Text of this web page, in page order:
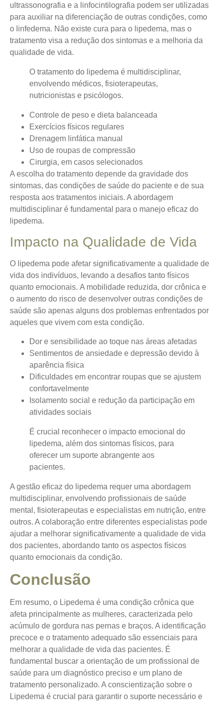
ultrassonografia e a linfocintilografia podem ser utilizadas
para auxiliar na diferenciação de outras condições, como
o linfedema. Não existe cura para o lipedema, mas o
tratamento visa a redução dos sintomas e a melhoria da
qualidade de vida.
O tratamento do lipedema é multidisciplinar,
envolvendo médicos, fisioterapeutas,
nutricionistas e psicólogos.
Controle de peso e dieta balanceada
Exercícios físicos regulares
Drenagem linfática manual
Uso de roupas de compressão
Cirurgia, em casos selecionados
A escolha do tratamento depende da gravidade dos
sintomas, das condições de saúde do paciente e de sua
resposta aos tratamentos iniciais. A abordagem
multidisciplinar é fundamental para o manejo eficaz do
lipedema.
Impacto na Qualidade de Vida
O lipedema pode afetar significativamente a qualidade de
vida dos indivíduos, levando a desafios tanto físicos
quanto emocionais. A mobilidade reduzida, dor crônica e
o aumento do risco de desenvolver outras condições de
saúde são apenas alguns dos problemas enfrentados por
aqueles que vivem com esta condição.
Dor e sensibilidade ao toque nas áreas afetadas
Sentimentos de ansiedade e depressão devido à
aparência física
Dificuldades em encontrar roupas que se ajustem
confortavelmente
Isolamento social e redução da participação em
atividades sociais
É crucial reconhecer o impacto emocional do
lipedema, além dos sintomas físicos, para
oferecer um suporte abrangente aos
pacientes.
A gestão eficaz do lipedema requer uma abordagem
multidisciplinar, envolvendo profissionais de saúde
mental, fisioterapeutas e especialistas em nutrição, entre
outros. A colaboração entre diferentes especialistas pode
ajudar a melhorar significativamente a qualidade de vida
dos pacientes, abordando tanto os aspectos físicos
quanto emocionais da condição.
Conclusão
Em resumo, o Lipedema é uma condição crônica que
afeta principalmente as mulheres, caracterizada pelo
acúmulo de gordura nas pernas e braços. A identificação
precoce e o tratamento adequado são essenciais para
melhorar a qualidade de vida das pacientes. É
fundamental buscar a orientação de um profissional de
saúde para um diagnóstico preciso e um plano de
tratamento personalizado. A conscientização sobre o
Lipedema é crucial para garantir o suporte necessário e